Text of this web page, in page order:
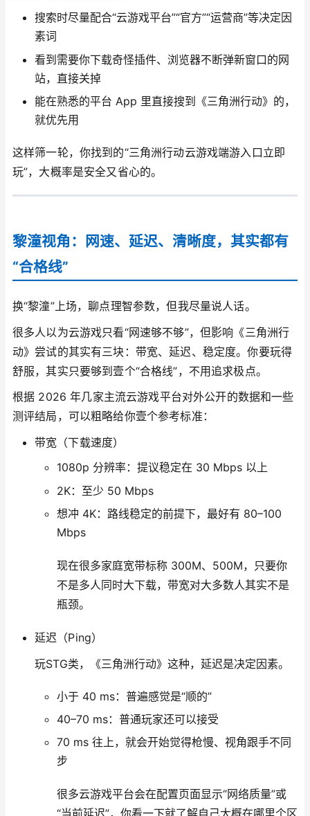
搜索时尽量配合“云游戏平台”“官方”“运营商”等决定因
素词
看到需要你下载奇怪插件、浏览器不断弹新窗口的网
站，直接关掉
能在熟悉的平台 App 里直接搜到《三角洲行动》的，
就优先用
这样筛一轮，你找到的“三角洲行动云游戏端游入口立即
玩”，大概率是安全又省心的。
黎潼视角：网速、延迟、清晰度，其实都有
“合格线”
换“黎潼”上场，聊点理智参数，但我尽量说人话。
很多人以为云游戏只看“网速够不够”，但影响《三角洲行
动》尝试的其实有三块：带宽、延迟、稳定度。你要玩得
舒服，其实只要够到壹个“合格线”，不用追求极点。
根据 2026 年几家主流云游戏平台对外公开的数据和一些
测评结局，可以粗略给你壹个参考标准：
带宽（下载速度）
1080p 分辨率：提议稳定在 30 Mbps 以上
2K：至少 50 Mbps
想冲 4K：路线稳定的前提下，最好有 80–100
Mbps
现在很多家庭宽带标称 300M、500M，只要你
不是多人同时大下载，带宽对大多数人其实不是
瓶颈。
延迟（Ping）
玩STG类，《三角洲行动》这种，延迟是决定因素。
小于 40 ms：普遍感觉是“顺的”
40–70 ms：普通玩家还可以接受
70 ms 往上，就会开始觉得枪慢、视角跟手不同
步
很多云游戏平台会在配置页面显示“网络质量”或